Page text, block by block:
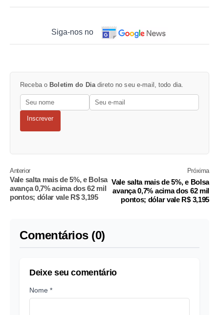
Siga-nos no
Receba o Boletim do Diadireto no seu e-mail, todo dia.
Inscrever
Anterior
Vale salta mais de 5%, e Bolsa
avança 0,7% acima dos 62 mil
pontos; dólar vale R$ 3,195
Próxima
Vale salta mais de 5%, e Bolsa
avança 0,7% acima dos 62 mil
pontos; dólar vale R$ 3,195
Comentários (0)
Deixe seu comentário
Nome *